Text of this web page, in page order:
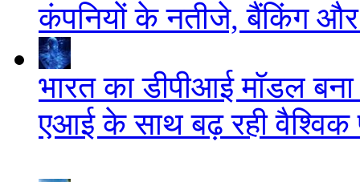
कंपनियों के नतीजे, बैंकिंग
भारत का डीपीआई मॉडल
एआई के साथ बढ़ रही वैश्विक